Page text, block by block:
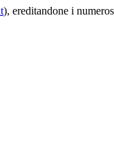
), ereditandone i